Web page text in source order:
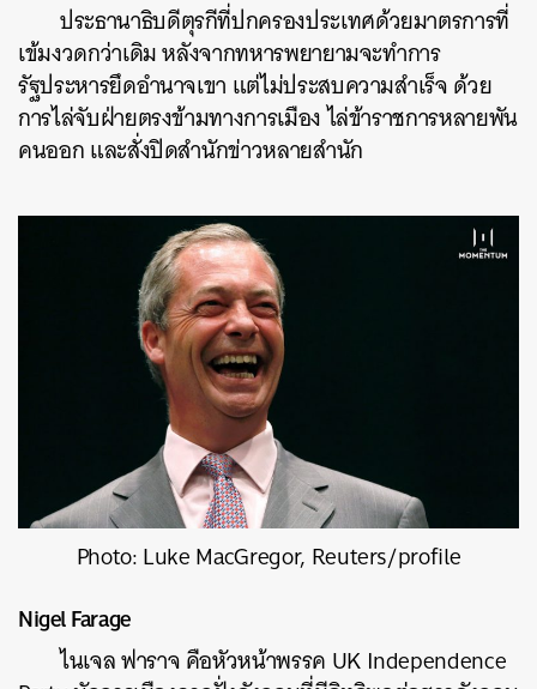
ประธานาธิบดีตุรกีที่ปกครองประเทศด้วยมาตรการที่
เข้มงวดกว่าเดิม หลังจากทหารพยายามจะทำการ
รัฐประหารยึดอำนาจเขา แต่ไม่ประสบความสำเร็จ ด้วย
การไล่จับฝ่ายตรงข้ามทางการเมือง ไล่ข้าราชการหลายพัน
คนออก และสั่งปิดสำนักข่าวหลายสำนัก
Photo: Luke MacGregor, Reuters/profile
Nigel Farage
ไนเจล ฟาราจ คือหัวหน้าพรรค UK Independence